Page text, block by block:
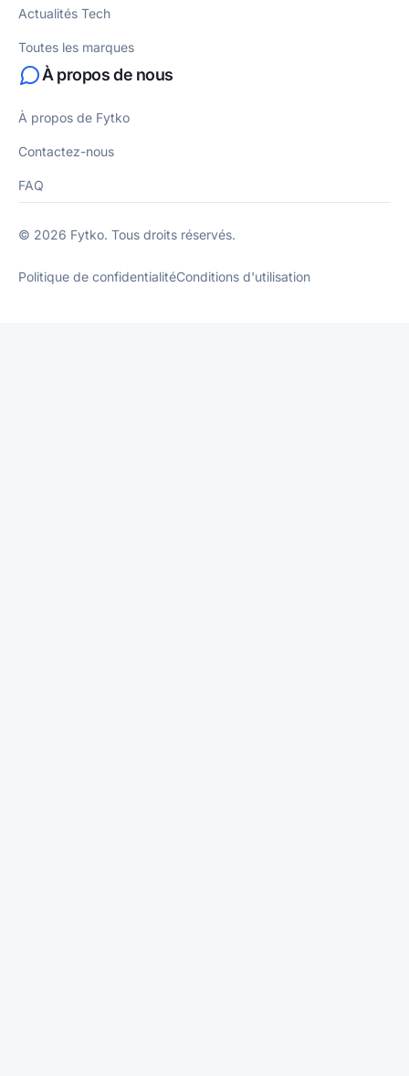
Actualités Tech
Toutes les marques
À propos de nous
À propos de Fytko
Contactez-nous
FAQ
© 2026 Fytko. Tous droits réservés.
Politique de confidentialitéConditions d'utilisation